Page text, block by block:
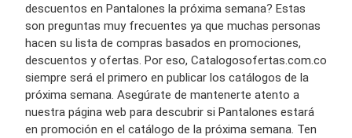
descuentos en Pantalones la próxima semana? Estas
son preguntas muy frecuentes ya que muchas personas
hacen su lista de compras basados en promociones,
descuentos y ofertas. Por eso, Catalogosofertas.com.co
siempre será el primero en publicar los catálogos de la
próxima semana. Asegúrate de mantenerte atento a
nuestra página web para descubrir si Pantalones estará
en promoción en el catálogo de la próxima semana. Ten